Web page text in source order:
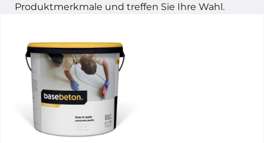
Produktmerkmale und treffen Sie Ihre Wahl.